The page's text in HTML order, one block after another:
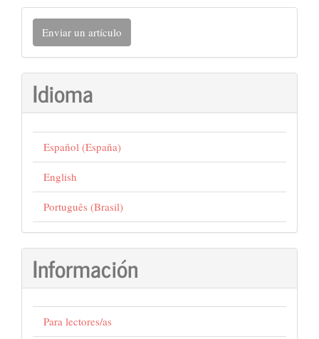
Enviar
un
artículo
Enviar un artículo
Idioma
Español (España)
English
Português (Brasil)
Información
Para lectores/as